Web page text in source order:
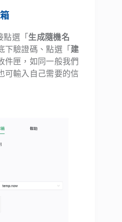
點選「 生成隨機名
下驗證碼、點選「 建
件匣，如同一般我們
可輸入自己需要的信